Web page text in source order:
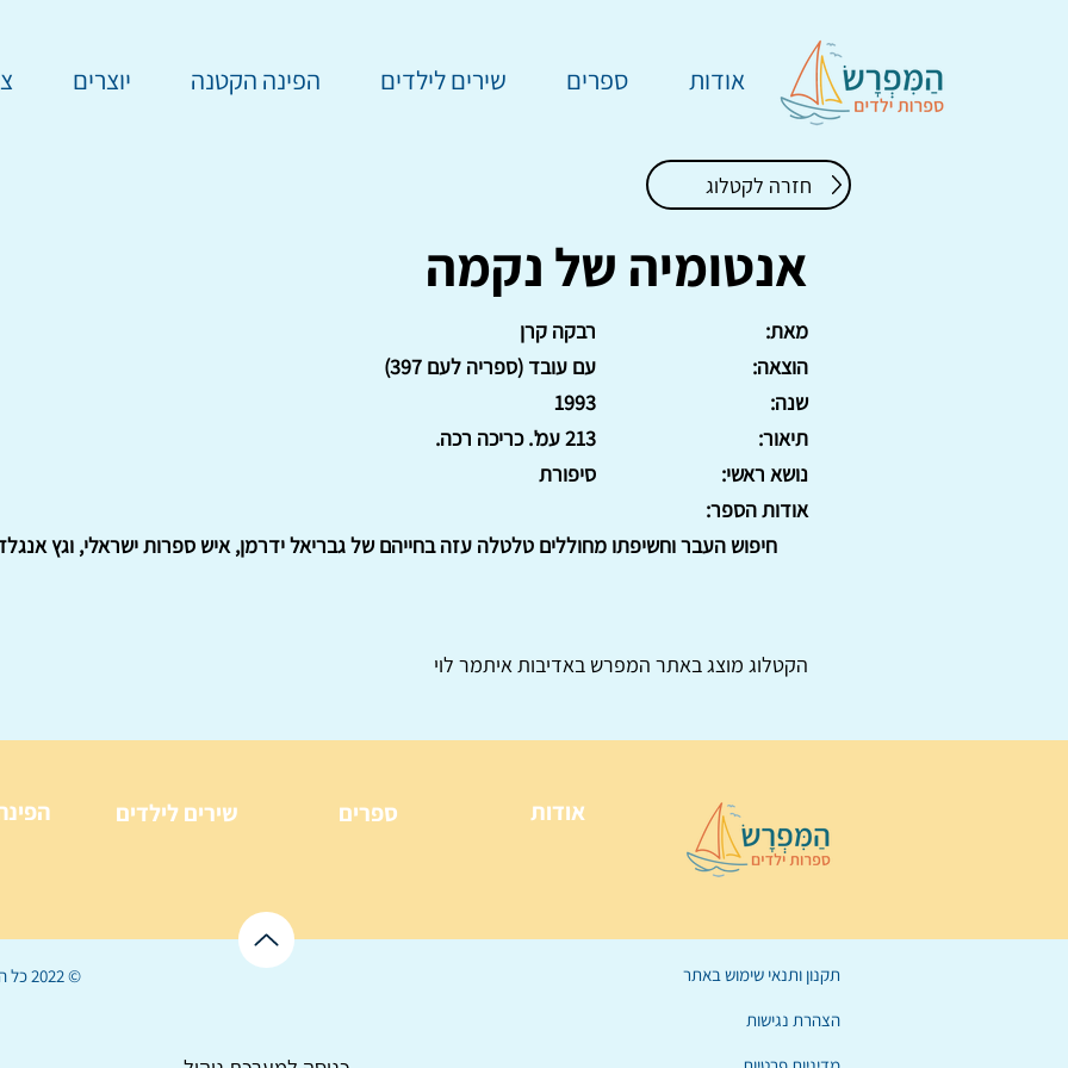
אודות ספרים שירים לילדים הפינה הקטנה יוצרים
חזרה לקטלוג
אנטומיה של נקמה
רבקה קרן
מאת:
עם עובד (ספריה לעם 397)
הוצאה:
1993
שנה:
213 עמ'. כריכה רכה.
תיאור:
סיפורת
נושא ראשי:
אודות הספר:
חיפוש העבר וחשיפתו מחוללים טלטלה עזה בחייהם של גבריאל ידרמן, איש ספרות ישראלי, וגץ
הקטלוג מוצג באתר המפרש באדיבות איתמר לוי
שירים לילדים ספרים אודות
© 2022 כל הזכויות שמורות ל
תקנון ותנאי שימוש באתר
הצהרת נגישות